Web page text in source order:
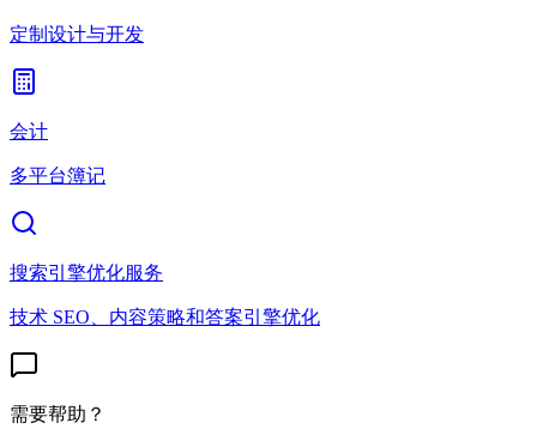
定制设计与开发
会计
多平台簿记
搜索引擎优化服务
技术 SEO、内容策略和答案引擎优化
需要帮助？